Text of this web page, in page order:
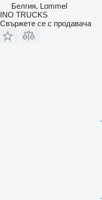
Белгия, Lommel
INO TRUCKS
Свържете се с продавача